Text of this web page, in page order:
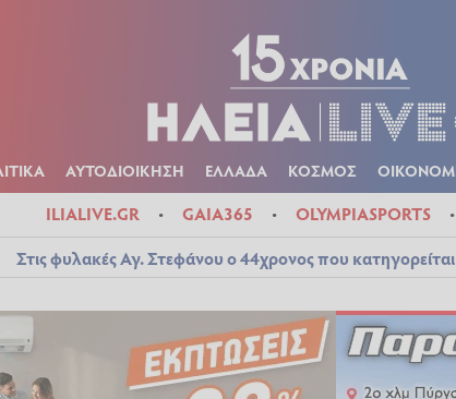
ΑΥΤΟΔΙΟΙΚΗΣΗ ΕΛΛΑΔΑ ΚΟΣΜΟΣ
ILIALIVE.GR GAIA365 OLYMPIASPORTS
Στις φυλακές Αγ. Στεφάνου ο 44χρονος που